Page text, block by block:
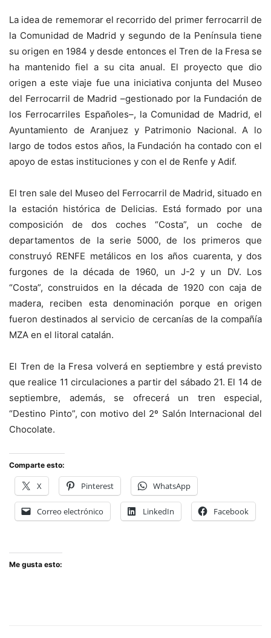
La idea de rememorar el recorrido del primer ferrocarril de
la Comunidad de Madrid y segundo de la Península tiene
su origen en 1984 y desde entonces el Tren de la Fresa se
ha mantenido fiel a su cita anual. El proyecto que dio
origen a este viaje fue una iniciativa conjunta del Museo
del Ferrocarril de Madrid –gestionado por la Fundación de
los Ferrocarriles Españoles–, la Comunidad de Madrid, el
Ayuntamiento de Aranjuez y Patrimonio Nacional. A lo
largo de todos estos años, la Fundación ha contado con el
apoyo de estas instituciones y con el de Renfe y Adif.
El tren sale del Museo del Ferrocarril de Madrid, situado en
la estación histórica de Delicias. Está formado por una
composición de dos coches “Costa”, un coche de
departamentos de la serie 5000, de los primeros que
construyó RENFE metálicos en los años cuarenta, y dos
furgones de la década de 1960, un J-2 y un DV. Los
“Costa”, construidos en la década de 1920 con caja de
madera, reciben esta denominación porque en origen
fueron destinados al servicio de cercanías de la compañía
MZA en el litoral catalán.
El Tren de la Fresa volverá en septiembre y está previsto
que realice 11 circulaciones a partir del sábado 21. El 14 de
septiembre, además, se ofrecerá un tren especial,
“Destino Pinto”, con motivo del 2º Salón Internacional del
Chocolate.
Comparte esto:
X Pinterest WhatsApp
Correo electrónico LinkedIn Facebook
Me gusta esto: